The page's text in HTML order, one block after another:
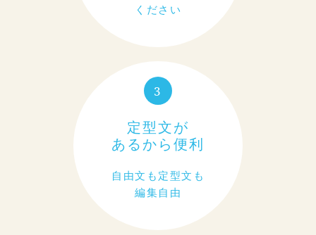
ください
3
定型文が
あるから便利
自由文も定型文も
編集自由